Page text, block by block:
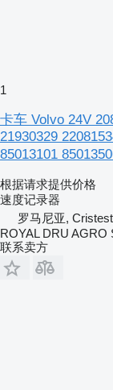
1
卡车 Volvo 24V
21930329
85013101
根据请求提供价格
速度记录器
罗马尼亚,
ROYAL DRU AGRO
联系卖方